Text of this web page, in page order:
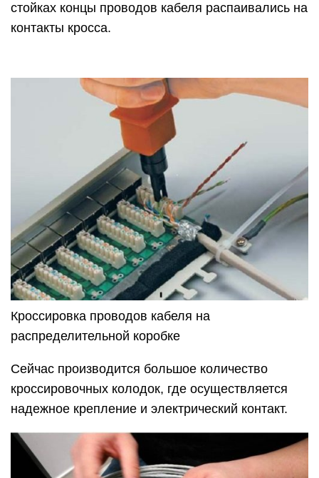
стойках концы проводов кабеля распаивались на
контакты кросса.
Кроссировка проводов кабеля на
распределительной коробке
Сейчас производится большое количество
кроссировочных колодок, где осуществляется
надежное крепление и электрический контакт.